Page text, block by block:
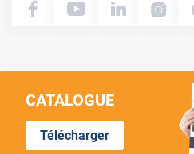
CATALOGUE
Télécharger